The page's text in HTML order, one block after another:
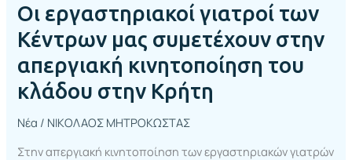
Οι εργαστηριακοί γιατροί των
Κέντρων μας συμετέχουν στην
απεργιακή κινητοποίηση του
κλάδου στην Κρήτη
Νέα / ΝΙΚΟΛΑΟΣ ΜΗΤΡΟΚΩΣΤΑΣ
Στην απεργιακή κινητοποίηση των εργαστηριακών γιατρών
Κρήτη